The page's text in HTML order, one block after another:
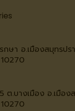
ษา อ.เมืองสมุทรปร
.บางเมือง อ.เมือง